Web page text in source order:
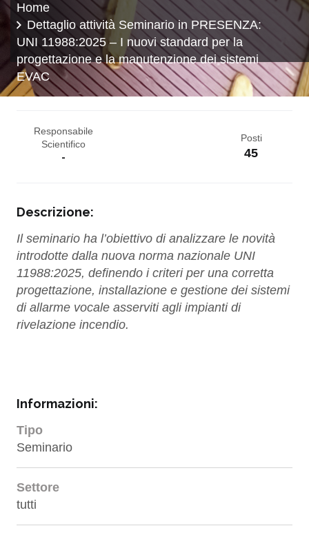
Home
Dettaglio attività Seminario in PRESENZA:
UNI 11988:2025 – I nuovi standard per la
progettazione e la manutenzione dei sistemi
EVAC
Responsabile
Scientifico
-
Posti
45
Descrizione:
Il seminario ha l’obiettivo di analizzare le novità
introdotte dalla nuova norma nazionale UNI
11988:2025, definendo i criteri per una corretta
progettazione, installazione e gestione dei sistemi
di allarme vocale asserviti agli impianti di
rivelazione incendio.
Informazioni:
Tipo
Seminario
Settore
tutti